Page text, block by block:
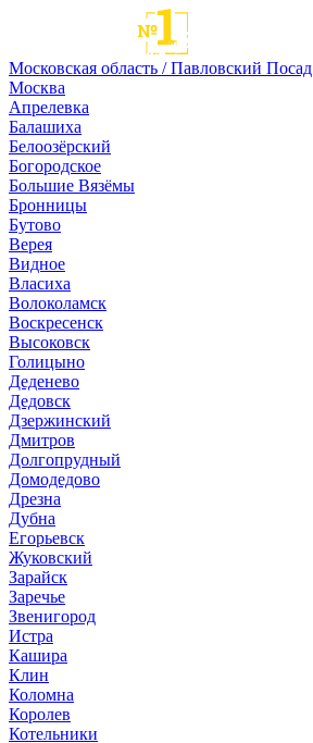
Московская область / Павловский Посад
Москва
Апрелевка
Балашиха
Белоозёрский
Богородское
Большие Вязёмы
Бронницы
Бутово
Верея
Видное
Власиха
Волоколамск
Воскресенск
Высоковск
Голицыно
Деденево
Дедовск
Дзержинский
Дмитров
Долгопрудный
Домодедово
Дрезна
Дубна
Егорьевск
Жуковский
Зарайск
Заречье
Звенигород
Истра
Кашира
Клин
Коломна
Королев
Котельники